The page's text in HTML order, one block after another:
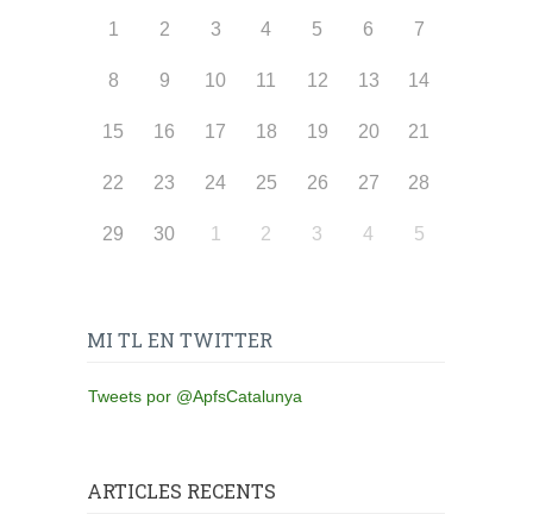
1 2 3 4 5 6 7
8 9 10 11 12 13 14
15 16 17 18 19 20 21
22 23 24 25 26 27 28
29 30 1 2 3 4 5
MI TL EN TWITTER
Tweets por @ApfsCatalunya
ARTICLES RECENTS